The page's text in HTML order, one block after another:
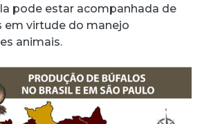
pode estar acompanhada de
em virtude do manejo
animais.